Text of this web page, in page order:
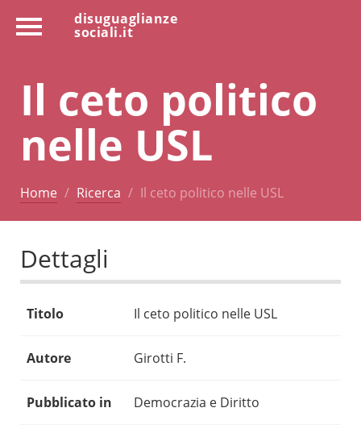
disuguaglianze
sociali.it
Il ceto politico
nelle USL
Home Ricerca Il ceto politico nelle USL
Dettagli
Titolo Il ceto politico nelle USL
Autore Girotti F.
Pubblicato in Democrazia e Diritto